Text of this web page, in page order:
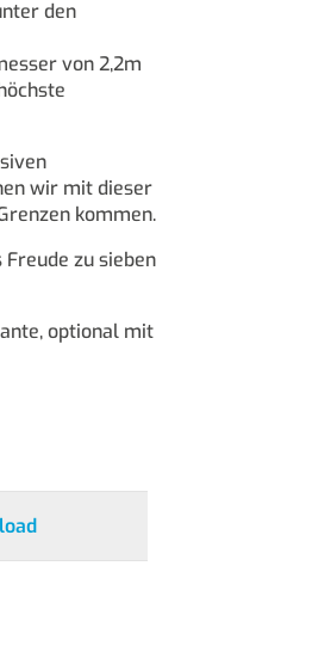
den
von 2,2m
wir mit dieser
kommen.
zu sieben
optional mit